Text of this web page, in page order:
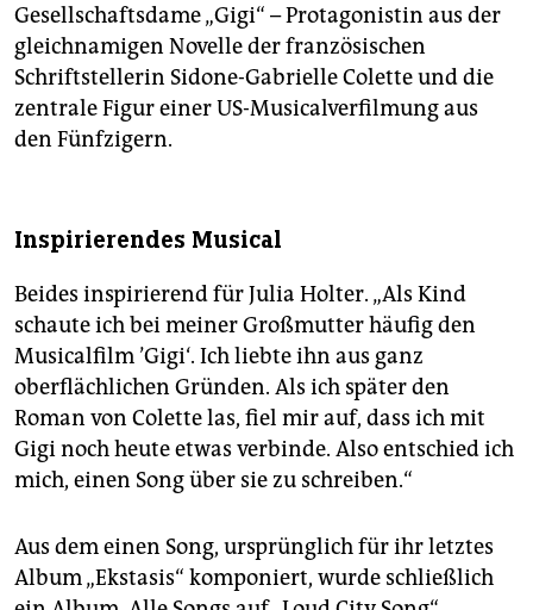
Gesellschaftsdame „Gigi“ – Protagonistin aus der
gleichnamigen Novelle der französischen
Schriftstellerin Sidone-Gabrielle Colette und die
zentrale Figur einer US-Musicalverfilmung aus
den Fünfzigern.
Inspirierendes Musical
Beides inspirierend für Julia Holter. „Als Kind
schaute ich bei meiner Großmutter häufig den
Musicalfilm ’Gigi‘. Ich liebte ihn aus ganz
oberflächlichen Gründen. Als ich später den
Roman von Colette las, fiel mir auf, dass ich mit
Gigi noch heute etwas verbinde. Also entschied ich
mich, einen Song über sie zu schreiben.“
Aus dem einen Song, ursprünglich für ihr letztes
Album „Ekstasis“ komponiert, wurde schließlich